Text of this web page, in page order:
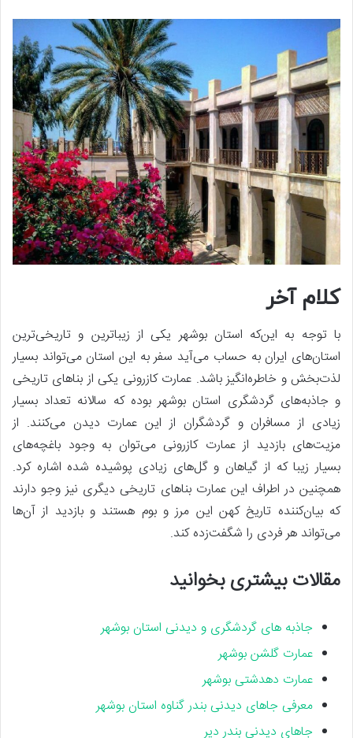
کلام آخر
با توجه به این‌که استان بوشهر یکی از زیباترین و تاریخی‌ترین
استان‌های ایران به حساب می‌آید سفر به این استان می‌تواند بسیار
لذت‌بخش و خاطره‌انگیز باشد. عمارت کازرونی یکی از بنا‌های تاریخی
و جاذبه‌های گردشگری استان بوشهر بوده که سالانه تعداد بسیار
زیادی از مسافران و گردشگران از این عمارت دیدن می‌کنند. از
مزیت‌های بازدید از عمارت کازرونی می‌توان به وجود باغچه‌های
بسیار زیبا که از گیاهان و گل‌های زیادی پوشیده شده اشاره کرد.
همچنین در اطراف این عمارت بناهای تاریخی دیگری نیز وجو دارند
که بیان‌کننده تاریخ کهن این مرز و بوم هستند و بازدید از آن‌ها
می‌تواند هر فردی را شگفت‌زده کند.
مقالات بیشتری بخوانید
جاذبه های گردشگری و دیدنی استان بوشهر
عمارت گلشن بوشهر
عمارت دهدشتی بوشهر
معرفی جاهای دیدنی بندر گناوه استان بوشهر
جاهای دیدنی بندر دیر